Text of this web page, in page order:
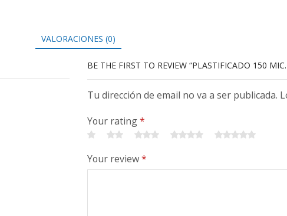
VALORACIONES (0)
BE THE FIRST TO REVIEW “PLASTIFICADO 150
Tu dirección de email no va a ser publicada.
Your rating*
Your review*